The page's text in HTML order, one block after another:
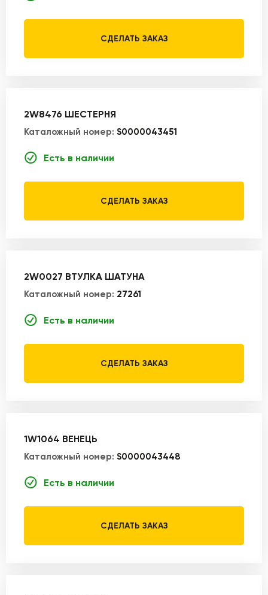
СДЕЛАТЬ ЗАКАЗ
2W8476 ШЕСТЕРНЯ
Каталожный номер: S0000043451
Есть в наличии
СДЕЛАТЬ ЗАКАЗ
2W0027 ВТУЛКА ШАТУНА
Каталожный номер: 27261
Есть в наличии
СДЕЛАТЬ ЗАКАЗ
1W1064 ВЕНЕЦЬ
Каталожный номер: S0000043448
Есть в наличии
СДЕЛАТЬ ЗАКАЗ